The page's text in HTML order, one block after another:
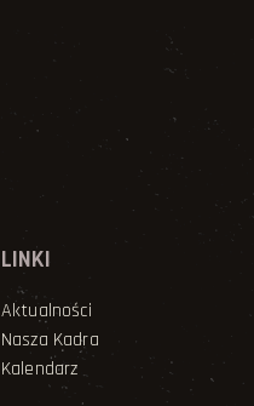
LINKI
Aktualności
Nasza Kadra
Kalendarz